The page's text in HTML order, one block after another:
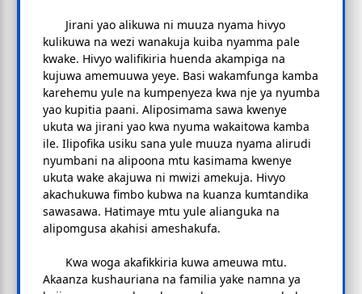
Jirani yao alikuwa ni muuza nyama hivyo
kulikuwa na wezi wanakuja kuiba nyamma pale
kwake. Hivyo walifikiria huenda akampiga na
kujuwa amemuuwa yeye. Basi wakamfunga kamba
karehemu yule na kumpenyeza kwa nje ya nyumba
yao kupitia paani. Aliposimama sawa kwenye
ukuta wa jirani yao kwa nyuma wakaitowa kamba
ile. Ilipofika usiku sana yule muuza nyama alirudi
nyumbani na alipoona mtu kasimama kwenye
ukuta wake akajuwa ni mwizi amekuja. Hivyo
akachukuwa fimbo kubwa na kuanza kumtandika
sawasawa. Hatimaye mtu yule alianguka na
alipomgusa akahisi ameshakufa.
Kwa woga akafikkiria kuwa ameuwa mtu.
Akaanza kushauriana na familia yake namna ya